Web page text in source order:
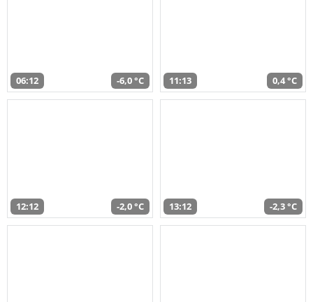
06:12 -6,0 °C 11:13 0,4 °C
12:12 -2,0 °C 13:12 -2,3 °C